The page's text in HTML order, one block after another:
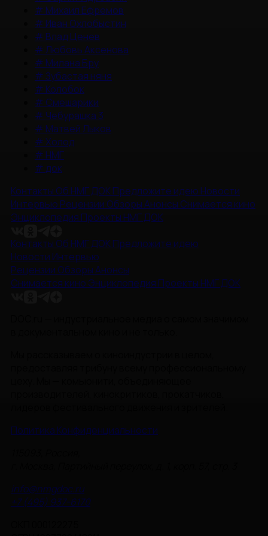
# Михаил Ефремов
# Иван Охлобыстин
# Влад Ценев
#Любовь Аксенова
# Милана Бру
#Зубастая няня
# Колобок
# Смешарики
# Чебурашка 3
# Матвей Лыков
#Холод
# НМГ
# док
Контакты Об НМГ ДОКПредложите идею Новости
Интервью Рецензии ОбзорыАнонсы Снимается кино
Энциклопедия Проекты НМГ ДОК
Контакты Об НМГ ДОКПредложите идею
Новости Интервью
Рецензии ОбзорыАнонсы
Снимается кино Энциклопедия Проекты НМГ ДОК
Политика Конфиденциальности
info@nmgdoc.ru
+7 (495) 937-6170